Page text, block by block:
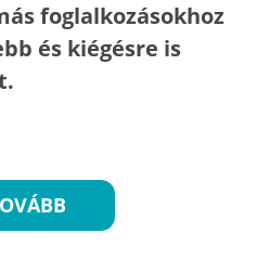
foglalkozásokhoz
és kiégésre is